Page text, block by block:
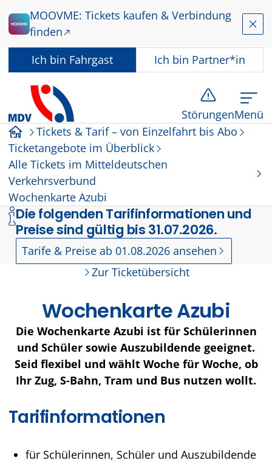
Zum Hauptinhalt springen
MOOVME: Tickets kaufen & Verbindung
finden
In welcher Rolle nutzen Sie dieses Angebot?
Ich bin Fahrgast Ich bin Partner*in
StörungenMenü
Startseite
Tickets & Tarif – von Einzelfahrt bis Abo
Ticketangebote im Überblick
Alle Tickets im Mitteldeutschen
Verkehrsverbund
Wochenkarte Azubi
Die folgenden Tarifinformationen und
Preise sind gültig bis 31.07.2026.
Tarife & Preise ab 01.08.2026 ansehen
Zur Ticketübersicht
Wochenkarte Azubi
Die Wochenkarte Azubi ist für Schülerinnen
und Schüler sowie Auszubildende geeignet.
Seid flexibel und wählt Woche für Woche, ob
Ihr Zug, S-Bahn, Tram und Bus nutzen wollt.
Tarifinformationen
für Schülerinnen, Schüler und Auszubildende